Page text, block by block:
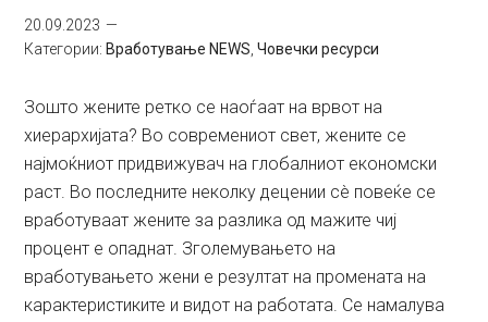
20.09.2023
Категории: Вработување NEWS ,Човечки ресурси
Зошто жените ретко се наоѓаат на врвот на
хиерархијата? Во современиот свет, жените се
најмоќниот придвижувач на глобалниот економски
раст. Во последните неколку децении сè повеќе се
вработуваат жените за разлика од мажите чиј
процент е опаднат. Зголемувањето на
вработувањето жени е резултат на промената на
карактеристиките и видот на работата. Се намалува